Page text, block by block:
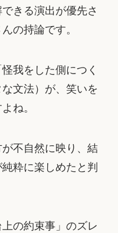
きる演出が優先さ
の持論です。
我をした側につく
文法）が、笑いを
ね。
不自然に映り、結
粋に楽しめたと判
の約束事」のズレ